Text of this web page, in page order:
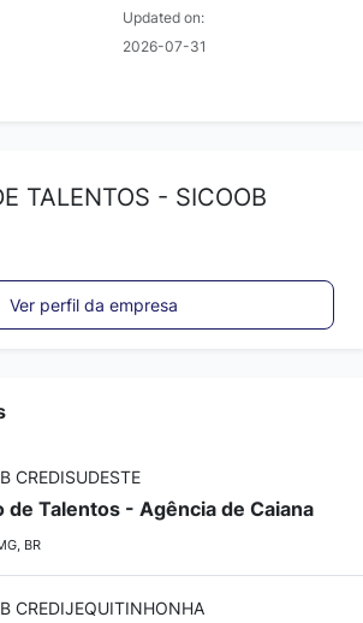
Updated on:
2026-07-31
TALENTOS - SICOOB
Ver perfil da empresa
CREDISUDESTE
de Talentos - Agência de Caiana
BR
CREDIJEQUITINHONHA